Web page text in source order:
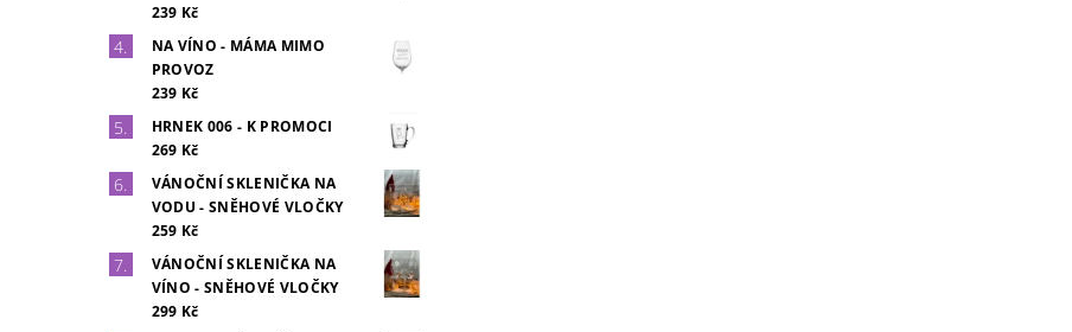
239 Kč
NA VÍNO - MÁMA MIMO
PROVOZ
239 Kč
HRNEK 006 - K PROMOCI
269 Kč
VÁNOČNÍ SKLENIČKA NA
VODU - SNĚHOVÉ VLOČKY
259 Kč
VÁNOČNÍ SKLENIČKA NA
VÍNO - SNĚHOVÉ VLOČKY
299 Kč